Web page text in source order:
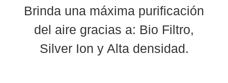
Brinda una máxima purificación
del aire gracias a: Bio Filtro,
Silver Ion y Alta densidad.